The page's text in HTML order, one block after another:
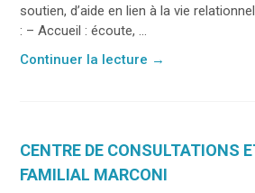
soutien, d’aide en lien à la vie
: – Accueil : écoute, ...
Continuer la lecture →
CENTRE DE CONSULTATIONS
FAMILIAL MARCONI